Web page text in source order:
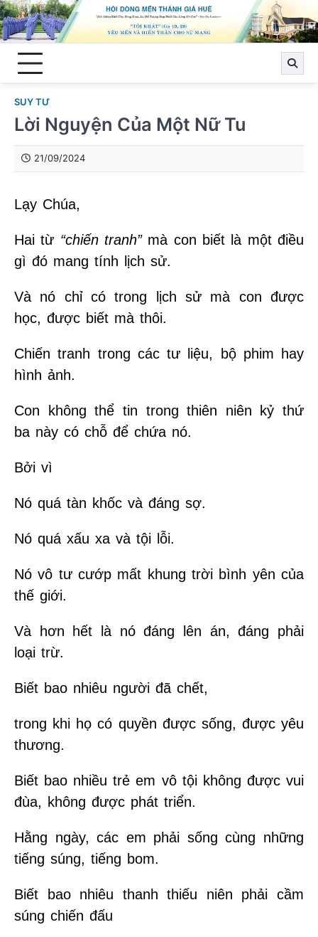
Skip
to
content
SUY TƯ
Lời Nguyện Của Một Nữ Tu
21/09/2024
Lạy Chúa,
Hai từ “chiến tranh”mà con biết là một điều
gì đó mang tính lịch sử.
Và nó chỉ có trong lịch sử mà con được
học, được biết mà thôi.
Chiến tranh trong các tư liệu, bộ phim hay
hình ảnh.
Con không thể tin trong thiên niên kỷ thứ
ba này có chỗ để chứa nó.
Bởi vì
Nó quá tàn khốc và đáng sợ.
Nó quá xấu xa và tội lỗi.
Nó vô tư cướp mất khung trời bình yên của
thế giới.
Và hơn hết là nó đáng lên án, đáng phải
loại trừ.
Biết bao nhiêu người đã chết,
trong khi họ có quyền được sống, được yêu
thương.
Biết bao nhiều trẻ em vô tội không được vui
đùa, không được phát triển.
Hằng ngày, các em phải sống cùng những
tiếng súng, tiếng bom.
Biết bao nhiêu thanh thiếu niên phải cầm
súng chiến đấu